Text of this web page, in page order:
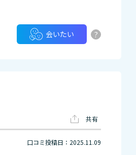
会いたい ?
共有
口コミ投稿日：2025.11.09